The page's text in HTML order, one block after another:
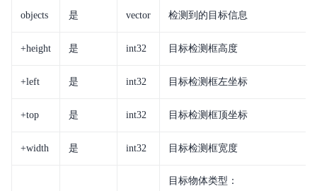
objects 是 vector 检测到的目标信息
+height 是 int32 目标检测框高度
+left 是 int32 目标检测框左坐标
+top 是 int32 目标检测框顶坐标
+width 是 int32 目标检测框宽度
目标物体类型：